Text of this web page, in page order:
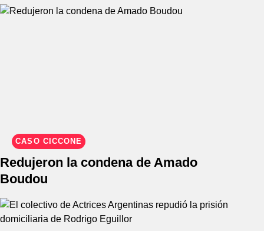
CASO CICCONE
Redujeron la condena de Amado
Boudou